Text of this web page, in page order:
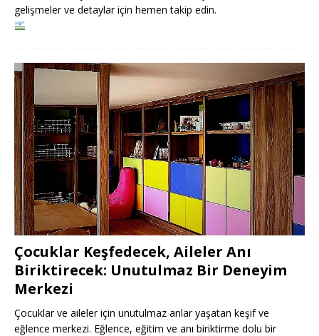
gelişmeler ve detaylar için hemen takip edin.
Çocuklar Keşfedecek, Aileler Anı
Biriktirecek: Unutulmaz Bir Deneyim
Merkezi
Çocuklar ve aileler için unutulmaz anlar yaşatan keşif ve
eğlence merkezi. Eğlence, eğitim ve anı biriktirme dolu bir